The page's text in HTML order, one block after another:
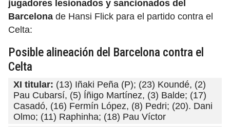
jugadores lesionados y sancionados del
Barcelona de Hansi Flick para el partido contra el
Celta:
Posible alineación del Barcelona contra el
Celta
XI titular: (13) Iñaki Peña (P); (23) Koundé, (2)
Pau Cubarsí, (5) Íñigo Martínez, (3) Balde; (17)
Casadó, (16) Fermín López, (8) Pedri; (20). Dani
Olmo; (11) Raphinha; (18) Pau Víctor